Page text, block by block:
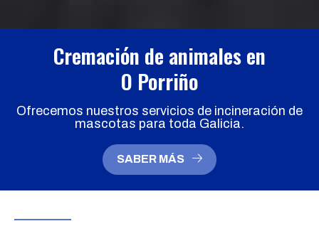
Cremación de animales en
O Porriño
Ofrecemos nuestros servicios de incineración de
mascotas para toda Galicia.
SABER MÁS